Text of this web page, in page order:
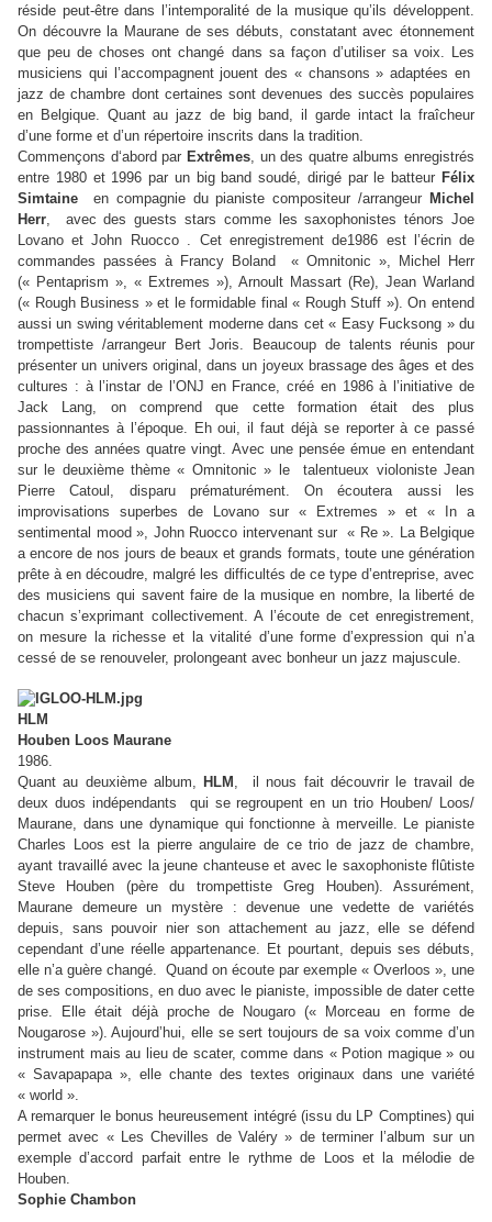
réside peut-être dans l’intemporalité de la musique qu’ils développent.
On découvre la Maurane de ses débuts, constatant avec étonnement
que peu de choses ont changé dans sa façon d’utiliser sa voix. Les
musiciens qui l’accompagnent jouent des « chansons » adaptées en
jazz de chambre dont certaines sont devenues des succès populaires
en Belgique. Quant au jazz de big band, il garde intact la fraîcheur
d’une forme et d’un répertoire inscrits dans la tradition.
Commençons d‘abord par Extrêmes, un des quatre albums enregistrés
entre 1980 et 1996 par un big band soudé, dirigé par le batteur Félix
Simtaine en compagnie du pianiste compositeur /arrangeur Michel
Herr, avec des guests stars comme les saxophonistes ténors Joe
Lovano et John Ruocco . Cet enregistrement de1986 est l’écrin de
commandes passées à Francy Boland « Omnitonic », Michel Herr
(« Pentaprism », « Extremes »), Arnoult Massart (Re), Jean Warland
(« Rough Business » et le formidable final « Rough Stuff »). On entend
aussi un swing véritablement moderne dans cet « Easy Fucksong » du
trompettiste /arrangeur Bert Joris. Beaucoup de talents réunis pour
présenter un univers original, dans un joyeux brassage des âges et des
cultures : à l’instar de l’ONJ en France, créé en 1986 à l’initiative de
Jack Lang, on comprend que cette formation était des plus
passionnantes à l’époque. Eh oui, il faut déjà se reporter à ce passé
proche des années quatre vingt. Avec une pensée émue en entendant
sur le deuxième thème « Omnitonic » le talentueux violoniste Jean
Pierre Catoul, disparu prématurément. On écoutera aussi les
improvisations superbes de Lovano sur « Extremes » et « In a
sentimental mood », John Ruocco intervenant sur « Re ». La Belgique
a encore de nos jours de beaux et grands formats, toute une génération
prête à en découdre, malgré les difficultés de ce type d’entreprise, avec
des musiciens qui savent faire de la musique en nombre, la liberté de
chacun s’exprimant collectivement. A l’écoute de cet enregistrement,
on mesure la richesse et la vitalité d’une forme d’expression qui n’a
cessé de se renouveler, prolongeant avec bonheur un jazz majuscule.
HLM
Houben Loos Maurane
1986.
Quant au deuxième album, HLM , il nous fait découvrir le travail de
deux duos indépendants qui se regroupent en un trio Houben/ Loos/
Maurane, dans une dynamique qui fonctionne à merveille. Le pianiste
Charles Loos est la pierre angulaire de ce trio de jazz de chambre,
ayant travaillé avec la jeune chanteuse et avec le saxophoniste flûtiste
Steve Houben (père du trompettiste Greg Houben). Assurément,
Maurane demeure un mystère : devenue une vedette de variétés
depuis, sans pouvoir nier son attachement au jazz, elle se défend
cependant d’une réelle appartenance. Et pourtant, depuis ses débuts,
elle n’a guère changé. Quand on écoute par exemple « Overloos », une
de ses compositions, en duo avec le pianiste, impossible de dater cette
prise. Elle était déjà proche de Nougaro (« Morceau en forme de
Nougarose »). Aujourd’hui, elle se sert toujours de sa voix comme d’un
instrument mais au lieu de scater, comme dans « Potion magique » ou
« Savapapapa », elle chante des textes originaux dans une variété
« world ».
A remarquer le bonus heureusement intégré (issu du LP Comptines) qui
permet avec « Les Chevilles de Valéry » de terminer l’album sur un
exemple d’accord parfait entre le rythme de Loos et la mélodie de
Houben.
Sophie Chambon